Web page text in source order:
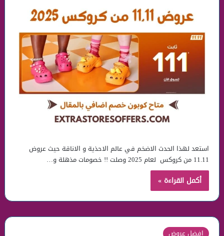
استعد لهذا الحدث الاضخم في عالم الاحذية و الاناقة حيث عروض
11.11 من كروكس لعام 2025 وصلت !! خصومات مذهلة و…
أكمل القراءة »
افضل عروض